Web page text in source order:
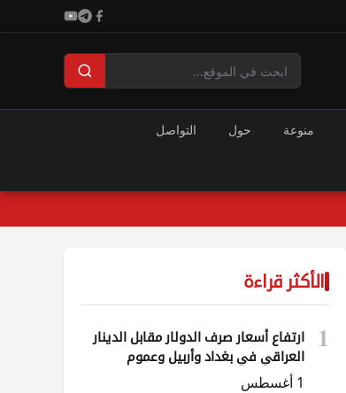
منوعة حول التواصل
الأكثر قراءة
1
ارتفاع أسعار صرف الدولار مقابل الدينار
العراقي في بغداد وأربيل وعموم
المحافظات
1 أغسطس